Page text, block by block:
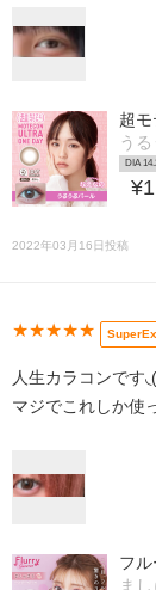
超
う
DIA
2022年03月16日投稿
★★★★★
人生カラコンです◟(
マジでこれしか使
フ
ま